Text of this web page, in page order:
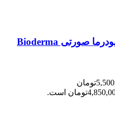
فوم ژل شستشو سنسیبو بایودرما صورتی Bioderma
قیمت اصلی 5,500,000تومان